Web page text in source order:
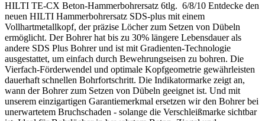
HILTI TE-CX Beton-Hammerbohrersatz 6tlg. 6/8/10 Entdecke den
neuen HILTI Hammerbohrersatz SDS-plus mit einem
Vollhartmetallkopf, der präzise Löcher zum Setzen von Dübeln
ermöglicht. Der Bohrer hat bis zu 30% längere Lebensdauer als
andere SDS Plus Bohrer und ist mit Gradienten-Technologie
ausgestattet, um einfach durch Bewehrungseisen zu bohren. Die
Vierfach-Förderwendel und optimale Kopfgeometrie gewährleisten
dauerhaft schnellen Bohrfortschritt. Die Indikatormarke zeigt an,
wann der Bohrer zum Setzen von Dübeln geeignet ist. Und mit
unserem einzigartigen Garantiemerkmal ersetzen wir den Bohrer bei
unerwartetem Bruchschaden - solange die Verschleißmarke sichtbar